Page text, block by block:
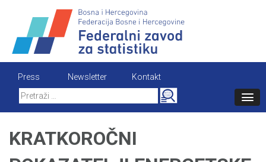
content
Press Newsletter
Kontakt
Search
for:
KRATKOROČNI